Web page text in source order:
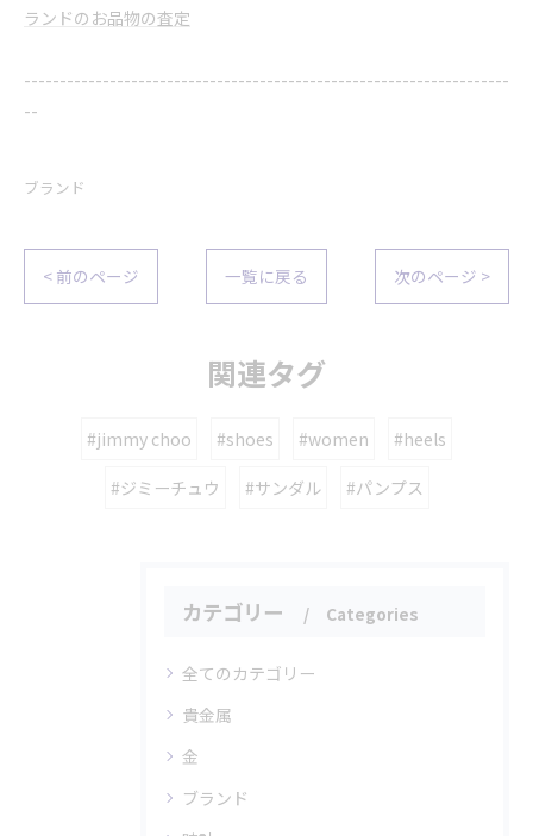
ランドのお品物の査定
--------------------------------------------------------------------
--
ブランド
< 前のページ 一覧に戻る 次のページ >
関連タグ
#jimmy choo #shoes #women #heels
#ジミーチュウ #サンダル #パンプス
カテゴリー Categories
全てのカテゴリー
貴金属
金
ブランド